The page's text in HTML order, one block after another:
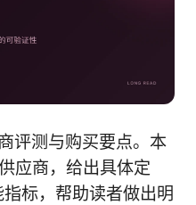
评测与购买要点。本
应商，给出具体定
标，帮助读者做出明